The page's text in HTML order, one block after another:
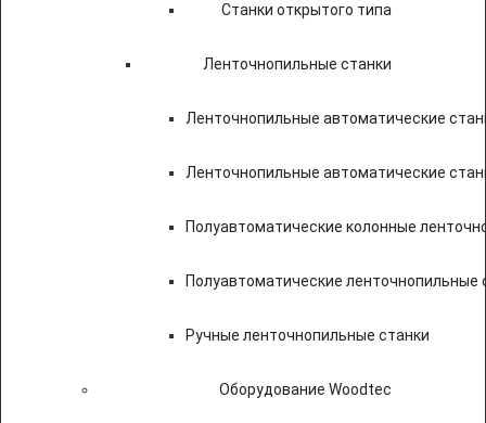
Станки открытого типа
Ленточнопильные станки
Ленточнопильные автоматические
Ленточнопильные автоматические
Полуавтоматические колонные
Полуавтоматические ленточнопильные
Ручные ленточнопильные станки
Оборудование Woodtec